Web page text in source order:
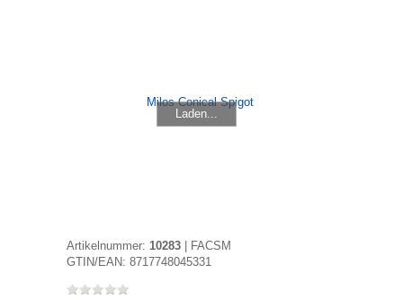
Laden...
Artikelnummer: 10283
FACSM
GTIN/EAN: 8717748045331